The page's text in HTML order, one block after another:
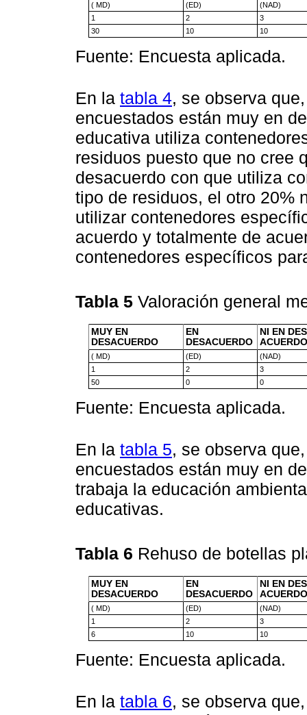
( MD) (ED)
(NAD)
1
2
3
30
10 10
Fuente: Encuesta aplicada.
En la tabla 4, se observa
encuestados están muy en
educativa utiliza
residuos puesto que no cree
desacuerdo con que utiliza
tipo de residuos, el otro 20%
utilizar contenedores
acuerdo y totalmente de
contenedores específicos
Tabla 5 Valoración general
MUY EN
DESACUERDO
EN
DESACUERDO
NI EN
ACUERDO
( MD) (ED)
(NAD)
1
2
3
50
0 0
Fuente: Encuesta aplicada.
En la tabla 5, se observa
encuestados están muy en
trabaja la educación
educativas.
Tabla 6 Rehuso de botellas
MUY EN
DESACUERDO
EN
DESACUERDO
NI EN
ACUERDO
( MD) (ED)
(NAD)
1
2
3
6
10 10
Fuente: Encuesta aplicada.
En la tabla 6, se observa